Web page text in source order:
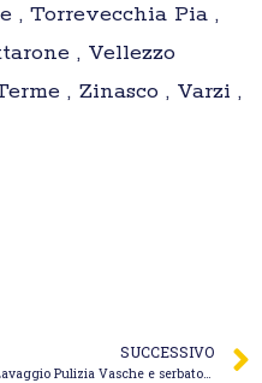
, Torrevecchia Pia ,
, Vellezzo
, Zinasco , Varzi ,
SUCCESSIVO
Lavaggio Pulizia Vasche e serbatoi Vigevano